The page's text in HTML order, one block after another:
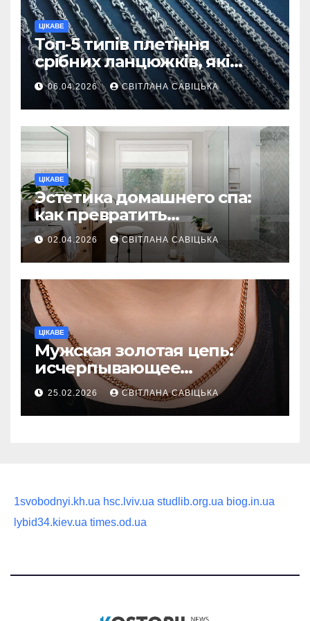
ЦІКАВЕ
Топ-5 типів плетіння
срібних ланцюжків, які
вважаються
найнадійнішими
06.04.2026 СВІТЛАНА САВІЦЬКА
ЦІКАВЕ
Эстетика домашнего спа:
как превратить
ежедневную гигиену в
восстанавливающий
ритуал
02.04.2026 СВІТЛАНА САВІЦЬКА
ЦІКАВЕ
Мужская золотая цепь:
исчерпывающее
руководство по выбору
статусного украшения
25.02.2026 СВІТЛАНА САВІЦЬКА
1svobodnyi.kh.ua hsc.lviv.ua studlib.org.ua biog.in.ua
lybid34.kiev.ua times.od.ua